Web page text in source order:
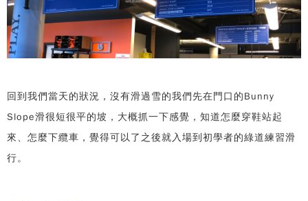
回到我們當天的狀況，沒有滑過雪的我們先在門口的Bunny
Slope滑很短很平的坡，大概抓一下感覺，知道怎麼穿鞋站起
來、怎麼下纜車，覺得可以了之後就入場到初學者的綠道練習滑
行。